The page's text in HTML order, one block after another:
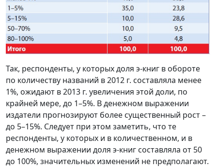
Так, респонденты, у которых доля э-книг в обороте
по количеству названий в 2012 г. составляла менее
1%, ожидают в 2013 г. увеличения этой доли, по
крайней мере, до 1–5%. В денежном выражении
издатели прогнозируют более существенный рост –
до 5–15%. Следует при этом заметить, что те
респонденты, у которых и в количественном, и в
денежном выражении доля э-книг составляла от 50
до 100%, значительных изменений не предполагают.